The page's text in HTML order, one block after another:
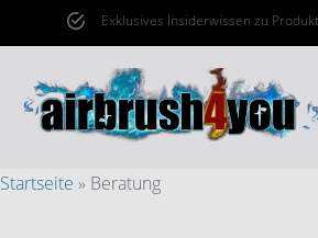
Inhalt
Exklusives Insiderwissen zu
Startseite » Beratung